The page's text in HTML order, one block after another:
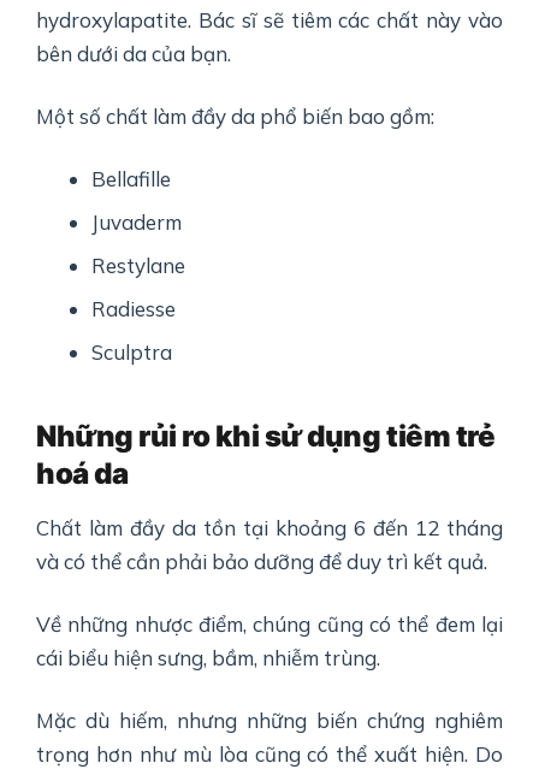
hydroxylapatite. Bác sĩ sẽ tiêm các chất này vào
bên dưới da của bạn.
Một số chất làm đầy da phổ biến bao gồm:
Bellafille
Juvaderm
Restylane
Radiesse
Sculptra
Những rủi ro khi sử dụng tiêm trẻ
hoá da
Chất làm đầy da tồn tại khoảng 6 đến 12 tháng
và có thể cần phải bảo dưỡng để duy trì kết quả.
Về những nhược điểm, chúng cũng có thể đem lại
cái biểu hiện sưng, bầm, nhiễm trùng.
Mặc dù hiếm, nhưng những biến chứng nghiêm
trọng hơn như mù lòa cũng có thể xuất hiện. Do